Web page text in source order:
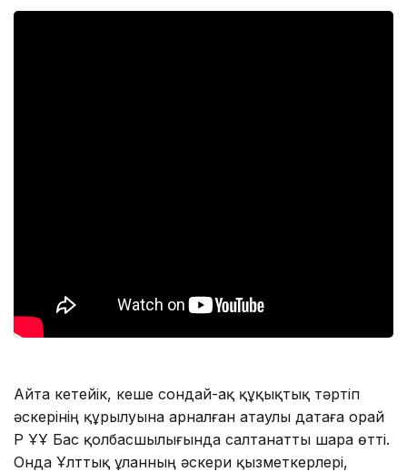
Айта кетейік, кеше сондай-ақ құқықтық тәртіп
әскерінің құрылуына арналған атаулы датаға орай
ҚР ҰҰ Бас қолбасшылығында салтанатты шара өтті.
Онда Ұлттық ұланның әскери қызметкерлері,